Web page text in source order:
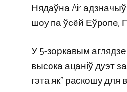
Нядаўна Air адзначыў
шоу па ўсёй Еўропе,
У 5-зоркавым аглядзе
высока ацаніў дуэт
гэта як” раскошу для